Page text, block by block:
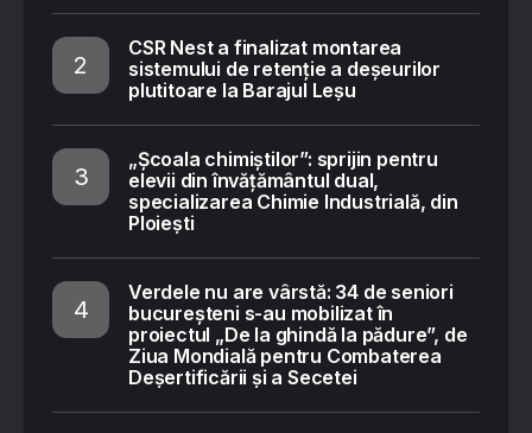
CSR Nest a finalizat montarea
sistemului de retenție a deșeurilor
plutitoare la Barajul Leșu
„Școala chimiștilor”: sprijin pentru
elevii din învățământul dual,
specializarea Chimie Industrială, din
Ploiești
Verdele nu are vârstă: 34 de seniori
bucureșteni s-au mobilizat în
proiectul „De la ghindă la pădure”, de
Ziua Mondială pentru Combaterea
Deșertificării și a Secetei